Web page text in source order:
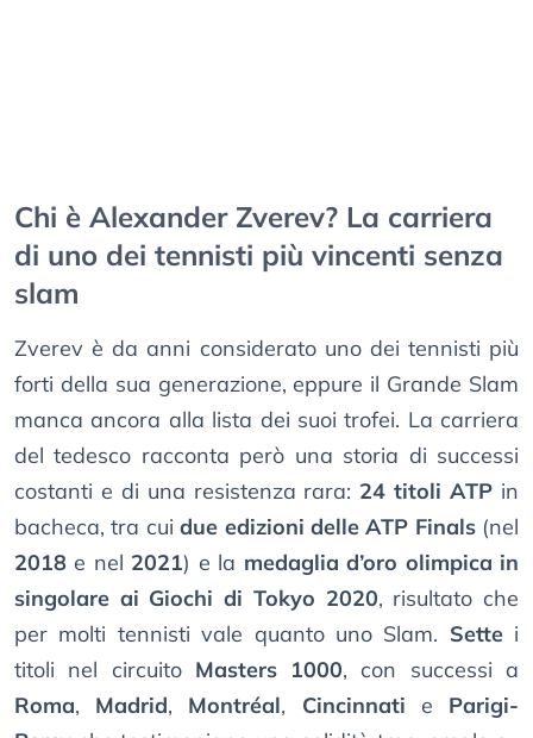
Chi è Alexander Zverev? La carriera
di uno dei tennisti più vincenti senza
slam
Zverev è da anni considerato uno dei tennisti più
forti della sua generazione, eppure il Grande Slam
manca ancora alla lista dei suoi trofei. La carriera
del tedesco racconta però una storia di successi
costanti e di una resistenza rara: 24 titoli ATP in
bacheca, tra cuidue edizioni delle ATP Finals(nel
2018 e nel 2021) e la medaglia d’oro olimpica in
singolare ai Giochi di Tokyo 2020, risultato che
per molti tennisti vale quanto uno Slam. Settei
titoli nel circuito Masters 1000, con successi a
Roma, Madrid, Montréal, Cincinnati e Parigi-